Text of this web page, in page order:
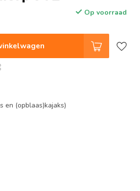
Op voorraad
en (opblaas)kajaks)